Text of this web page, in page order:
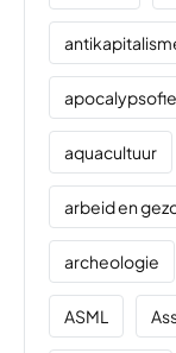
apocalypsofie
aquacultuur
arbeid en
archeologie
ASML